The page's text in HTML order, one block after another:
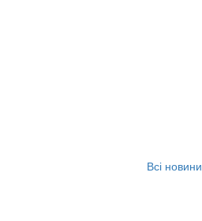
Всі новини